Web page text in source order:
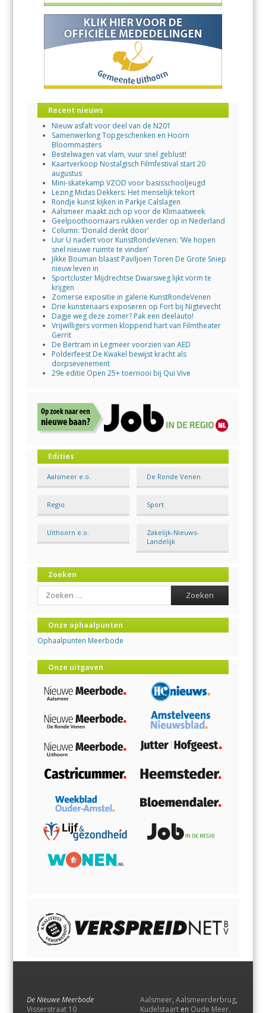
Recent nieuws
Nieuw asfalt voor deel van de N201
Samenwerking Topgeschenken en Hoorn
Bloommasters
Bestelwagen vat vlam, vuur snel geblust!
Kaartverkoop Nostalgisch Filmfestival start 20
augustus
Mini-skatekamp VZOD voor basisschooljeugd
Lezing Midas Dekkers: Het menselijk tekort
Rondje kunst kijken in Parkje Calslagen
Aalsmeer maakt zich op voor de Klimaatweek
Geelpoothoornaars rukken verder op in Nederland
Column: ‘Donald denkt door’
Uur U nadert voor KunstRondeVenen: ‘We hopen
snel nieuwe ruimte te vinden’
Jikke Bouman blaast Paviljoen Toren De Grote Sniep
nieuw leven in
Sportcluster Mijdrechtse Dwarsweg lijkt vorm te
krijgen
Zomerse expositie in galerie KunstRondeVenen
Drie kunstenaars exposeren op Fort bij Nigtevecht
Dagje weg deze zomer? Pak een deelauto!
Vrijwilligers vormen kloppend hart van Filmtheater
Gerrit
De Bertram in Legmeer voorzien van AED
Polderfeest De Kwakel bewijst kracht als
dorpsevenement
29e editie Open 25+ toernooi bij Qui Vive
Edities
Aalsmeer e.o. De Ronde Venen
Regio Sport
Uithoorn e.o.
Zakelijk-Nieuws-
Landelijk
Zoeken
Search
Onze ophaalpunten
Ophaalpunten Meerbode
Onze uitgaven
De Nieuwe Meerbode
Visserstraat 10
Aalsmeer, Aalsmeerderbrug,
Kudelstaart en Oude Meer.